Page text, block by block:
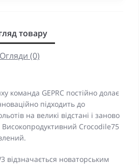
товару
Огляди (0)
команда GEPRC постійно долає
підходить до
на великі відстані і заново
Crocodile75
відзначається новаторським